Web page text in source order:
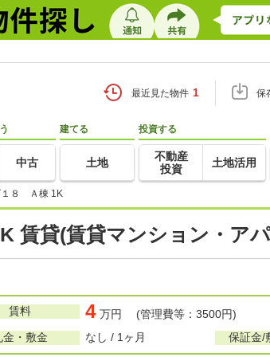
最近見た物件 1 保
中古
建てる
土地
投資する
不動産
投資
土地活用
１８ Ａ棟 1K
賃貸(賃貸マンション・ア
賃料 4 万円 (管理費等：3500円)
金・敷金
なし / 1ヶ月 保証金/